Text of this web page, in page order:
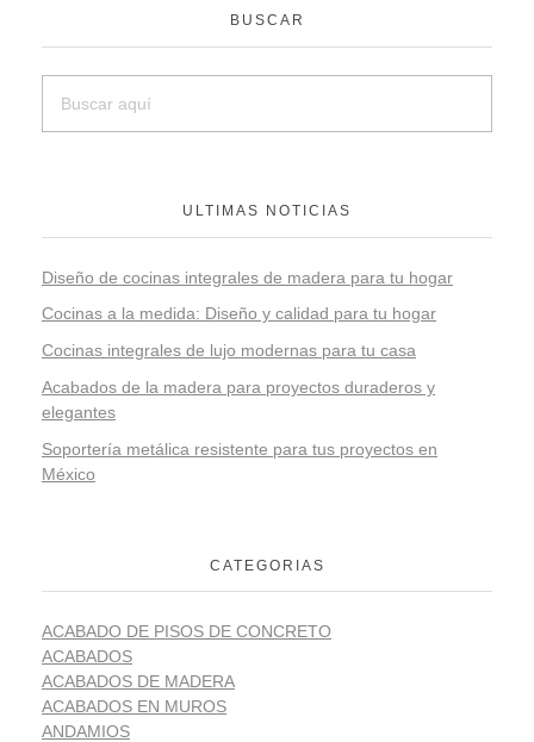
BUSCAR
ULTIMAS NOTICIAS
Diseño de cocinas integrales de madera para tu hogar
Cocinas a la medida: Diseño y calidad para tu hogar
Cocinas integrales de lujo modernas para tu casa
Acabados de la madera para proyectos duraderos y
elegantes
Soportería metálica resistente para tus proyectos en
México
CATEGORIAS
ACABADO DE PISOS DE CONCRETO
ACABADOS
ACABADOS DE MADERA
ACABADOS EN MUROS
ANDAMIOS